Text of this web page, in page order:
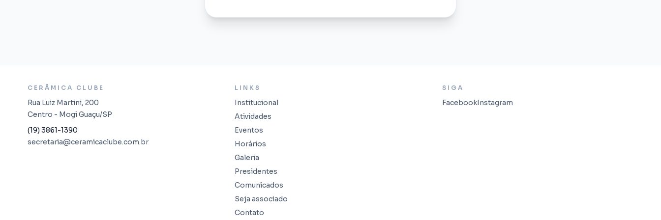
CERÂMICA CLUBE
Rua Luiz Martini, 200
Centro - Mogi Guaçu/SP
(19) 3861-1390
secretaria@ceramicaclube.com.br
LINKS
Institucional
Atividades
Eventos
Horários
Galeria
Presidentes
Comunicados
Seja associado
Contato
SIGA
FacebookInstagram